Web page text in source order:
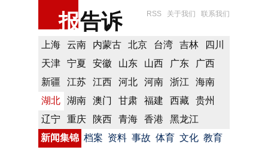
报告诉 RSS 关于我们 联系我们
上海 云南 内蒙古 北京 台湾 吉林
四川
天津
宁夏 安徽 山东 山西 广东
广西
新疆
江苏 江西 河北 河南 浙江
海南
湖北
湖南 澳门 甘肃 福建 西藏
贵州
辽宁
重庆 陕西 青海 香港
黑龙江
新闻集锦 档案 资料 事故 体育 文化 教育